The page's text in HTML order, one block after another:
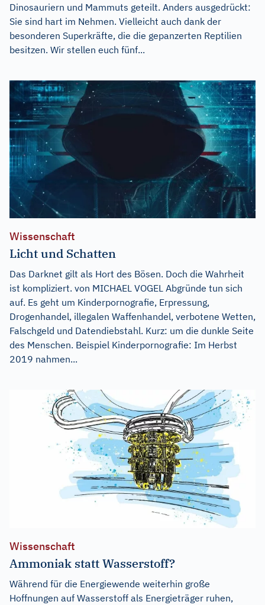
Dinosauriern und Mammuts geteilt. Anders ausgedrückt:
Sie sind hart im Nehmen. Vielleicht auch dank der
besonderen Superkräfte, die die gepanzerten Reptilien
besitzen. Wir stellen euch fünf...
Wissenschaft
Licht und Schatten
Das Darknet gilt als Hort des Bösen. Doch die Wahrheit
ist kompliziert. von MICHAEL VOGEL Abgründe tun sich
auf. Es geht um Kinderpornografie, Erpressung,
Drogenhandel, illegalen Waffenhandel, verbotene Wetten,
Falschgeld und Datendiebstahl. Kurz: um die dunkle Seite
des Menschen. Beispiel Kinderpornografie: Im Herbst
2019 nahmen...
Wissenschaft
Ammoniak statt Wasserstoff?
Während für die Energiewende weiterhin große
Hoffnungen auf Wasserstoff als Energieträger ruhen,